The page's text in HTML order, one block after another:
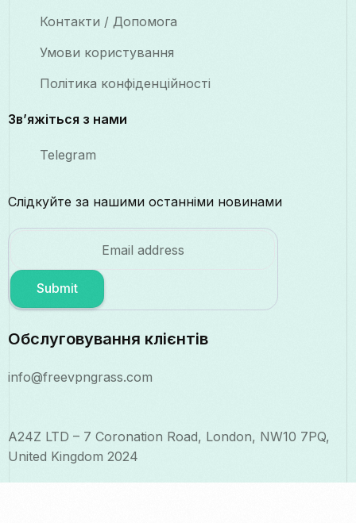
Контакти / Допомога
Умови користування
Політика конфіденційності
Зв’яжіться з нами
Telegram
Слідкуйте за нашими останніми новинами
Submit
Обслуговування клієнтів
info@freevpngrass.com
A24Z LTD – 7 Coronation Road, London, NW10 7PQ,
United Kingdom 2024